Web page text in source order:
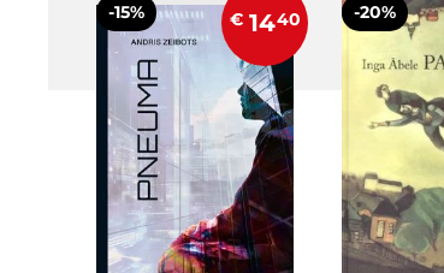
-15% € 1440 -20%